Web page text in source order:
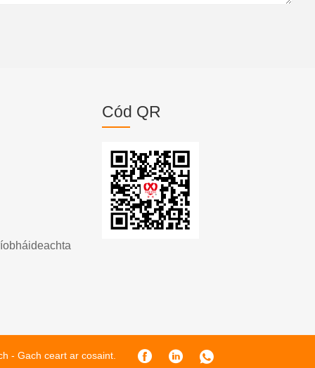
Cód QR
- Gach ceart ar cosaint.